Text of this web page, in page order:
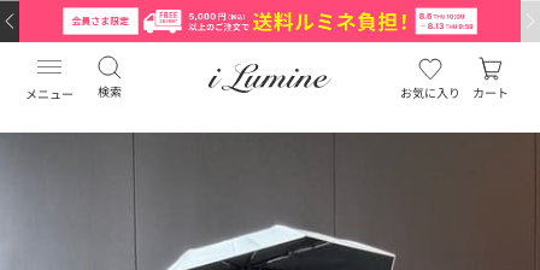
メニュー 検索 お気に入り カート